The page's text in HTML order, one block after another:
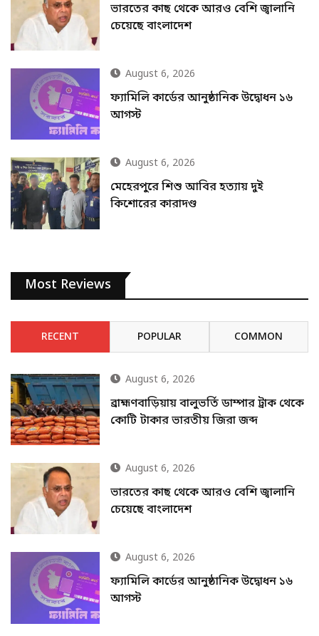
ভারতের কাছ থেকে আরও বেশি জ্বালানি
চেয়েছে বাংলাদেশ
August 6, 2026
ফ্যামিলি কার্ডের আনুষ্ঠানিক উদ্বোধন ১৬
আগস্ট
August 6, 2026
মেহেরপুরে শিশু আবির হত্যায় দুই
কিশোরের কারাদণ্ড
Most Reviews
RECENT POPULAR COMMON
August 6, 2026
ব্রাহ্মণবাড়িয়ায় বালুভর্তি ডাম্পার ট্রাক থেকে
কোটি টাকার ভারতীয় জিরা জব্দ
August 6, 2026
ভারতের কাছ থেকে আরও বেশি জ্বালানি
চেয়েছে বাংলাদেশ
August 6, 2026
ফ্যামিলি কার্ডের আনুষ্ঠানিক উদ্বোধন ১৬
আগস্ট